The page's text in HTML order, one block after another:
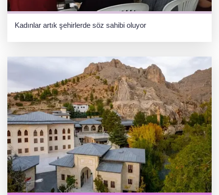
Kadınlar artık şehirlerde söz sahibi oluyor